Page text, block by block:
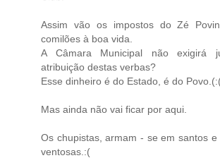
Assim vão os impostos do Zé
comilões à boa vida.
A Câmara Municipal não exigirá
atribuição destas verbas?
Esse dinheiro é do Estado, é do
Mas ainda não vai ficar por aqui.
Os chupistas, armam - se em santos
ventosas.:(